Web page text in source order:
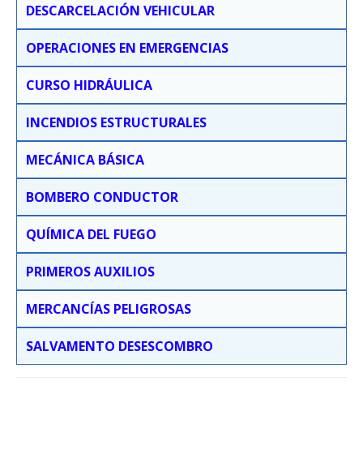
DESCARCELACIÓN VEHICULAR
OPERACIONES EN EMERGENCIAS
CURSO HIDRÁULICA
INCENDIOS ESTRUCTURALES
MECÁNICA BÁSICA
BOMBERO CONDUCTOR
QUÍMICA DEL FUEGO
PRIMEROS AUXILIOS
MERCANCÍAS PELIGROSAS
SALVAMENTO DESESCOMBRO